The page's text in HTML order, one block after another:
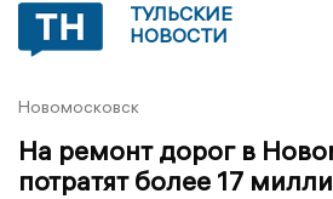
ТУЛЬСКИЕ
НОВОСТИ
Новомосковск
На ремонт дорог в
потратят более 17